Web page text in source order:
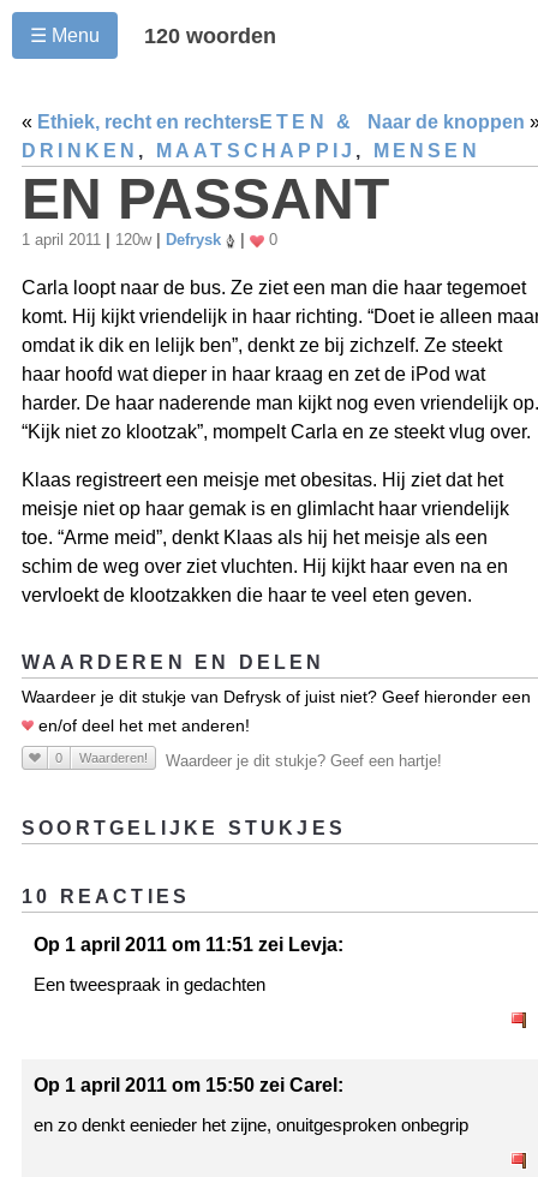
☰ Menu 120 woorden
« Ethiek, recht en rechters Naar de knoppen
ETEN &
DRINKEN , MAATSCHAPPIJ , MENSEN
EN PASSANT
1 april 2011 120w Defrysk 0
Carla loopt naar de bus. Ze ziet een man die haar tegemoet
komt. Hij kijkt vriendelijk in haar richting. “Doet ie alleen
omdat ik dik en lelijk ben”, denkt ze bij zichzelf. Ze steekt
haar hoofd wat dieper in haar kraag en zet de iPod wat
harder. De haar naderende man kijkt nog even vriendelijk op.
“Kijk niet zo klootzak”, mompelt Carla en ze steekt vlug over.
Klaas registreert een meisje met obesitas. Hij ziet dat het
meisje niet op haar gemak is en glimlacht haar vriendelijk
toe. “Arme meid”, denkt Klaas als hij het meisje als een
schim de weg over ziet vluchten. Hij kijkt haar even na en
vervloekt de klootzakken die haar te veel eten geven.
WAARDEREN EN DELEN
Waardeer je dit stukje van Defrysk of juist niet? Geef hieronder een
en/of deel het met anderen!
0 Waarderen! Waardeer je dit stukje? Geef een hartje!
SOORTGELIJKE STUKJES
10 REACTIES
Op 1 april 2011 om 11:51 zei Levja:
Een tweespraak in gedachten
Op 1 april 2011 om 15:50 zei Carel:
en zo denkt eenieder het zijne, onuitgesproken onbegrip